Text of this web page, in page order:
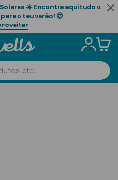
☀️ Encontra aqui tudo o
o teu verão! 😎